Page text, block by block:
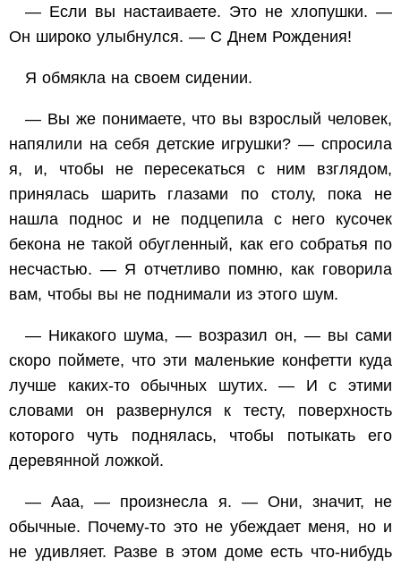
— Если вы настаиваете. Это не хлопушки. —
Он широко улыбнулся. — С Днем Рождения!
Я обмякла на своем сидении.
— Вы же понимаете, что вы взрослый человек,
напялили на себя детские игрушки? — спросила
я, и, чтобы не пересекаться с ним взглядом,
принялась шарить глазами по столу, пока не
нашла поднос и не подцепила с него кусочек
бекона не такой обугленный, как его собратья по
несчастью. — Я отчетливо помню, как говорила
вам, чтобы вы не поднимали из этого шум.
— Никакого шума, — возразил он, — вы сами
скоро поймете, что эти маленькие конфетти куда
лучше каких-то обычных шутих. — И с этими
словами он развернулся к тесту, поверхность
которого чуть поднялась, чтобы потыкать его
деревянной ложкой.
— Ааа, — произнесла я. — Они, значит, не
обычные. Почему-то это не убеждает меня, но и
не удивляет. Разве в этом доме есть что-нибудь